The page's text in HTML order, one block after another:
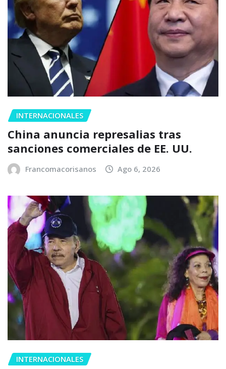
INTERNACIONALES
China anuncia represalias tras
sanciones comerciales de EE. UU.
Francomacorisanos Ago 6, 2026
INTERNACIONALES